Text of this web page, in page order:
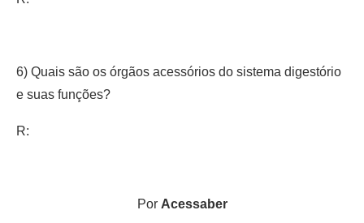
6) Quais são os órgãos acessórios do sistema digestório
e suas funções?
R:
Por Acessaber